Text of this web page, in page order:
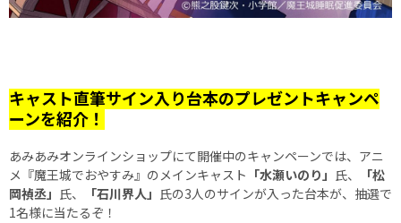
キャスト直筆サイン入り台本のプレゼントキャンペ
ーンを紹介！
あみあみオンラインショップにて開催中のキャンペーンでは、アニ
メ『魔王城でおやすみ』のメインキャスト 「水瀬いのり」 氏、
「松
岡禎丞」 氏、 「石川界人」 氏の3人のサインが入った台本が、抽選で
1名様に当たるぞ！